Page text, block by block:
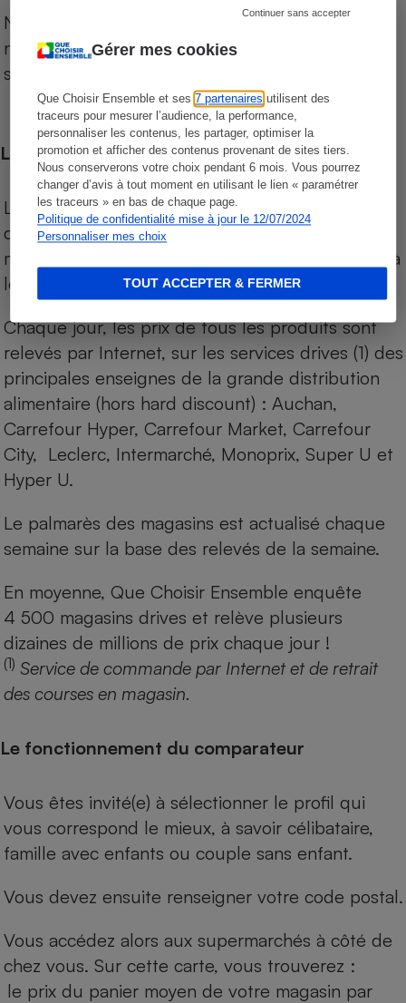
Gérer mes cookies
Que Choisir Ensemble et ses7 partenaires utilisent des
traceurs pour mesurer l’audience, la performance,
personnaliser les contenus, les partager, optimiser la
promotion et afficher des contenus provenant de sites tiers.
Nous conserverons votre choix pendant 6 mois. Vous pourrez
changer d’avis à tout moment en utilisant le lien « paramétrer
les traceurs » en bas de chaque page.
Politique de confidentialité mise à jour le 12/07/2024
Personnaliser mes choix
Continuer sans accepter
TOUT ACCEPTER & FERMER
Notre comparateur de supermarchés propose le
niveau de prix des supermarchés, géolocalisés
sur le territoire français.
Les comparaisons de prix
Les comparaisons sont réalisées sur l’ensemble
des produits des magasins. Les produits de
marques de distributeurs (MDD) sont comparés à
leurs équivalents chez leurs concurrents.
Chaque jour, les prix de tous les produits sont
relevés par Internet, sur les services drives (1) des
principales enseignes de la grande distribution
alimentaire (hors hard discount) : Auchan,
Carrefour Hyper, Carrefour Market, Carrefour
City, Leclerc, Intermarché, Monoprix, Super U et
Hyper U.
Le palmarès des magasins est actualisé chaque
semaine sur la base des relevés de la semaine.
En moyenne, Que Choisir Ensemble enquête
4 500 magasins drives et relève plusieurs
dizaines de millions de prix chaque jour !
(1) Service de commande par Internet et de retrait
des courses en magasin.
Le fonctionnement du comparateur
Vous êtes invité(e) à sélectionner le profil qui
vous correspond le mieux, à savoir célibataire,
famille avec enfants ou couple sans enfant.
Vous devez ensuite renseigner votre code postal.
Vous accédez alors aux supermarchés à côté de
chez vous. Sur cette carte, vous trouverez :
le prix du panier moyen de votre magasin par